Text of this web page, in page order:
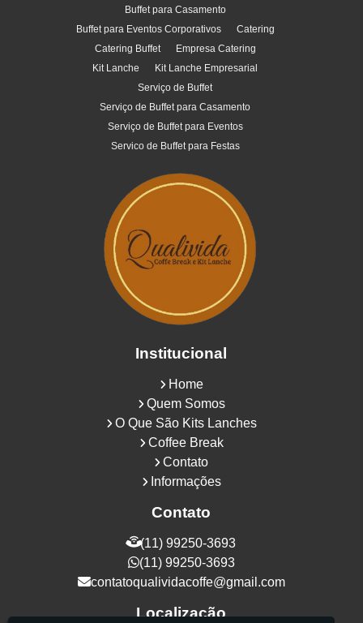
Buffet para Casamento
Buffet para Eventos Corporativos
Catering
Catering Buffet
Empresa Catering
Kit Lanche
Kit Lanche Empresarial
Serviço de Buffet
Serviço de Buffet para Casamento
Serviço de Buffet para Eventos
Servico de Buffet para Festas
Institucional
Home
Quem Somos
O Que São Kits Lanches
Coffee Break
Contato
Informações
Contato
(11) 99250-3693
(11) 99250-3693
contatoqualividacoffe@gmail.com
Localização